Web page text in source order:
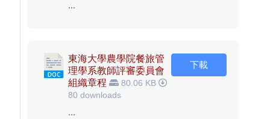
...
東海大學農學院餐旅管
理學系教師評審委員會
組織章程
80.06 KB
80 downloads
...
下載